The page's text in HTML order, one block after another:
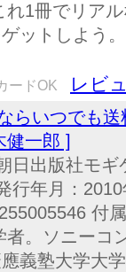
れ1冊でリア
ットしよう
ードOK レビ
らいつでも
健一郎 ]
日出版社モ
行年月：
付
者。ソニーコ
義塾大学大